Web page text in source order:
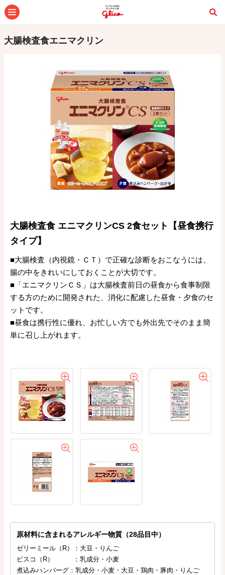
大腸検査食エニマクリン
大腸検査食 エニマクリンCS 2食セット【昼食携行
タイプ】
■大腸検査（内視鏡・ＣＴ）で正確な診断をおこなうには、
腸の中をきれいにしておくことが大切です。
■「エニマクリンＣＳ」は大腸検査前日の昼食から食事制限
する方のために開発された、消化に配慮した昼食・夕食のセ
ットです。
■昼食は携行性に優れ、お忙しい方でも外出先でそのまま簡
単に召し上がれます。
原材料に含まれるアレルギー物質（28品目中）
ゼリーミール（R）：大豆・りんご
ビスコ（R） ：乳成分・小麦
煮込みハンバーグ：乳成分・小麦・大豆・鶏肉・豚肉・りんご